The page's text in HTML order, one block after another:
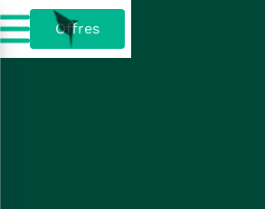
Offres